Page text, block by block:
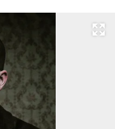
Развернуть